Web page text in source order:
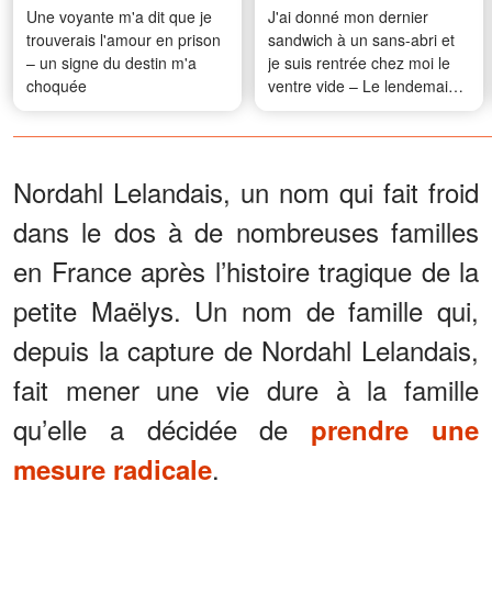
Une voyante m'a dit que je
trouverais l'amour en prison
– un signe du destin m'a
choquée
J'ai donné mon dernier
sandwich à un sans-abri et
je suis rentrée chez moi le
ventre vide – Le lendemain
matin, j'ai trouvé une
enveloppe devant ma porte
Nordahl Lelandais, un nom qui fait froid
dans le dos à de nombreuses familles
en France après l’histoire tragique de la
petite Maëlys. Un nom de famille qui,
depuis la capture de Nordahl Lelandais,
fait mener une vie dure à la famille
qu’elle a décidée de prendre une
mesure radicale.